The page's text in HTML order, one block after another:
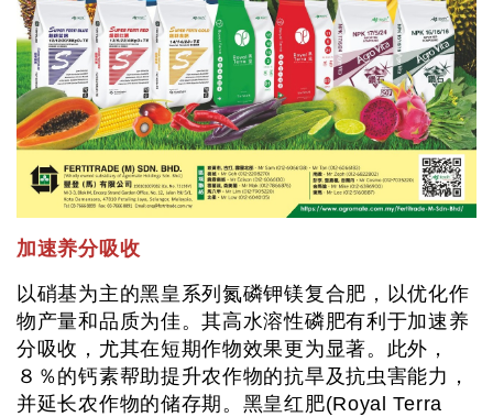
加速养分吸收
以硝基为主的黑皇系列氮磷钾镁复合肥，以优化作
物产量和品质为佳。其高水溶性磷肥有利于加速养
分吸收，尤其在短期作物效果更为显著。此外，
８％的钙素帮助提升农作物的抗旱及抗虫害能力，
并延长农作物的储存期。黑皇红肥(Royal Terra